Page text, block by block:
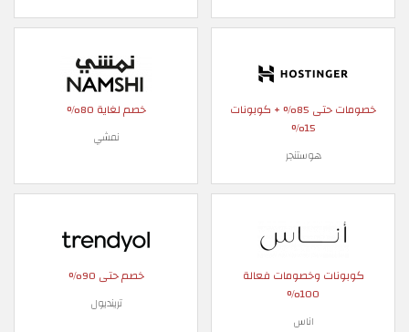
خصومات حتى 85% + كوبونات
15%
هوستنجر
خصم لغاية 80%
نمشي
كوبونات وخصومات فعالة
100%
اناس
خصم حتى 90%
ترينديول